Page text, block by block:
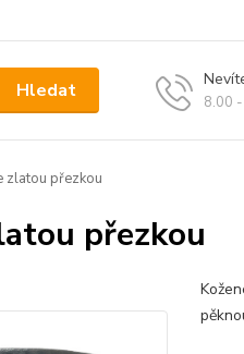
Hledat
8.00
zlatou přezkou
přezkou